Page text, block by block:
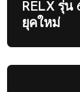
RELX รุ่น
ยุคใหม่